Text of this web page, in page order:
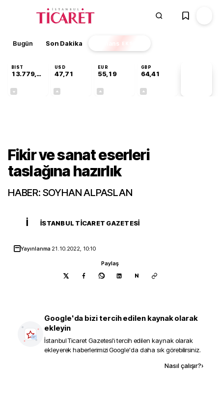
Bugün Son Dakika Finans EKSTRA
BIST
13.779,39
USD
47,71
EUR
55,19
GBP
64,41
Fikir ve sanat eserleri
taslağına hazırlık
HABER: SOYHAN ALPASLAN
İ İSTANBUL TICARET GAZETESI
Yayınlanma 21.10.2022, 10:10
Paylaş
N
Google'da bizi tercih edilen kaynak olarak
ekleyin
İstanbul Ticaret Gazetesi'i tercih edilen kaynak olarak
ekleyerek haberlerimizi Google'da daha sık görebilirsiniz.
Nasıl çalışır?›